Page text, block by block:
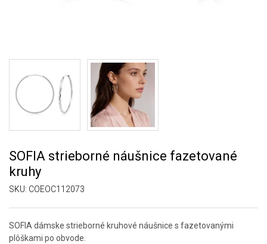
SOFIA strieborné náušnice fazetované
kruhy
SKU: COEOC112073
SOFIA dámske strieborné kruhové náušnice s fazetovanými
plôškami po obvode.